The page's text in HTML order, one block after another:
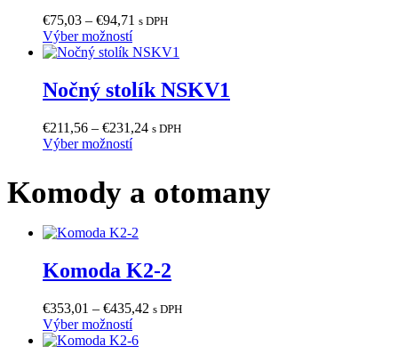
€75,03 – €94,71 Price
€75,03
€94,71
s DPH
Výber možnostíTento
produkt
viacero
variantov.
si
môžete
stránke
Nočný stolík NSKV1
€211,56 – €231,24Price
€231,24
s DPH
Výber možnostíTento
viacero
variantov.
si
vybrať
stránke
produktu.
Komody a otomany
Komoda K2-2
€353,01 – €435,42 Price
s DPH
Výber možnostíTento
produkt